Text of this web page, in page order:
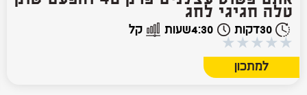
טלה חגיגי לחג
30דקות 4:30שעות קל
★
★
★
★
★
למתכון